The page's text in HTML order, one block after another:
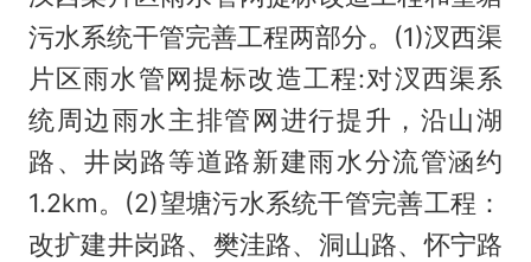
污水系统干管完善工程两部分。(1)汊西渠
片区雨水管网提标改造工程:对汊西渠系
统周边雨水主排管网进行提升，沿山湖
路、井岗路等道路新建雨水分流管涵约
1.2km。(2)望塘污水系统干管完善工程：
改扩建井岗路、樊洼路、洞山路、怀宁路